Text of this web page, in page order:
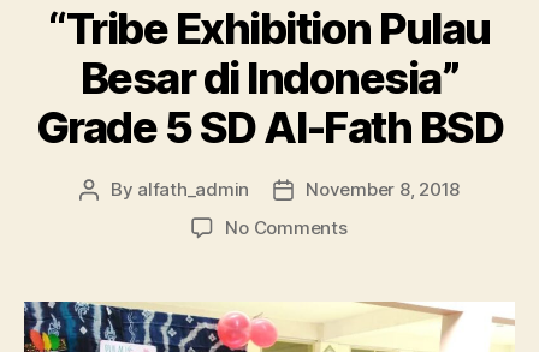
“Tribe Exhibition Pulau
Besar di Indonesia”
Grade 5 SD Al-Fath BSD
By alfath_admin
November 8, 2018
No Comments